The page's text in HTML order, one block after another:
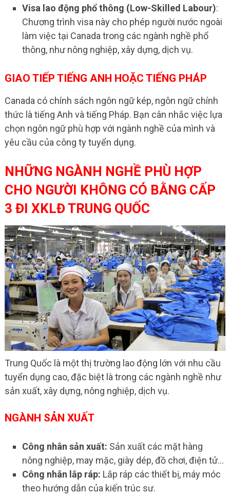
Visa lao động phổ thông (Low-Skilled Labour):
Chương trình visa này cho phép người nước ngoài
làm việc tại Canada trong các ngành nghề phổ
thông, như nông nghiệp, xây dựng, dịch vụ.
GIAO TIẾP TIẾNG ANH HOẶC TIẾNG PHÁP
Canada có chính sách ngôn ngữ kép, ngôn ngữ chính
thức là tiếng Anh và tiếng Pháp. Bạn cân nhắc việc lựa
chọn ngôn ngữ phù hợp với ngành nghề của mình và
yêu cầu của công ty tuyển dụng.
NHỮNG NGÀNH NGHỀ PHÙ HỢP
CHO NGƯỜI KHÔNG CÓ BẰNG CẤP
3 ĐI XKLĐ TRUNG QUỐC
Trung Quốc là một thị trường lao động lớn với nhu cầu
tuyển dụng cao, đặc biệt là trong các ngành nghề như
sản xuất, xây dựng, nông nghiệp, dịch vụ.
NGÀNH SẢN XUẤT
Công nhân sản xuất: Sản xuất các mặt hàng
nông nghiệp, may mặc, giày dép, đồ chơi, điện tử…
Công nhân lắp ráp: Lắp ráp các thiết bị, máy móc
theo hướng dẫn của kiến trúc sư.